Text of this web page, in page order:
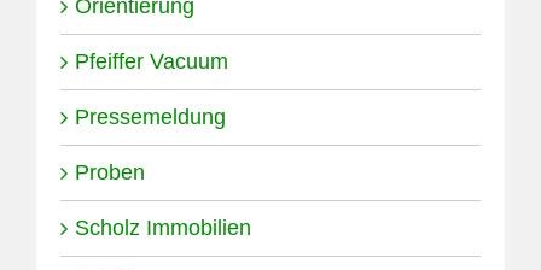
Orientierung
Pfeiffer Vacuum
Pressemeldung
Proben
Scholz Immobilien